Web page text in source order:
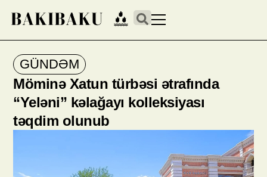
GÜNDƏM
Möminə Xatun türbəsi ətrafında
“Yeləni” kəlağayı kolleksiyası
təqdim olunub